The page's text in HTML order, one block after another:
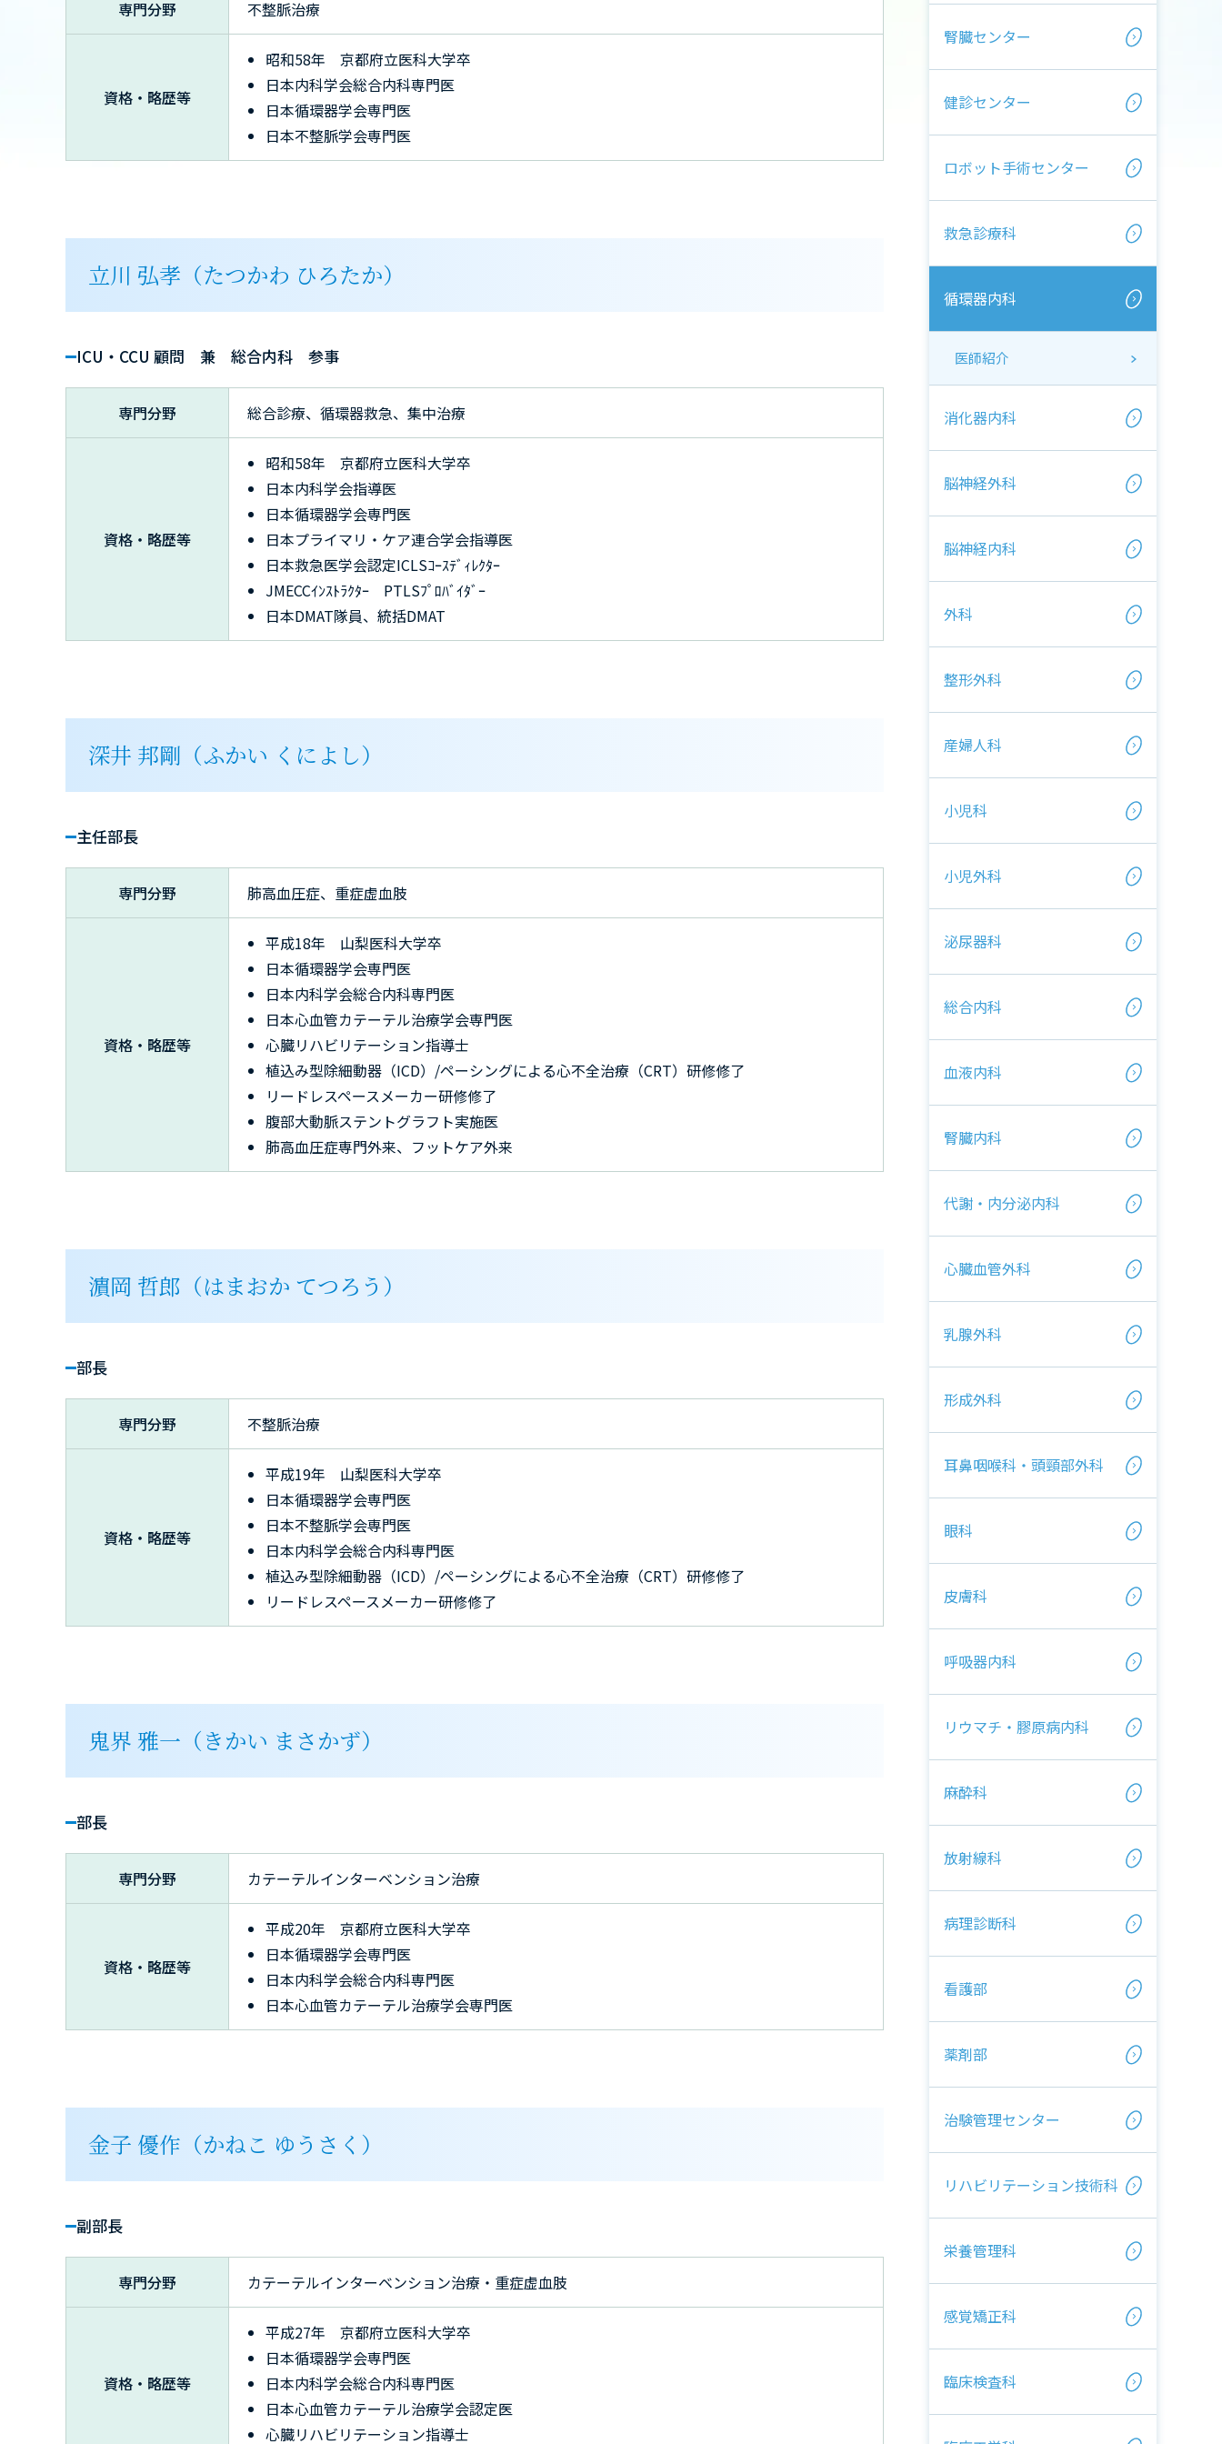
専門分野 不整脈治療
資格・略歴等
昭和58年 京都府立医科大学卒
日本内科学会総合内科専門医
日本循環器学会専門医
日本不整脈学会専門医
立川 弘孝（たつかわ ひろたか）
ICU・CCU 顧問 兼 総合内科 参事
専門分野 総合診療、循環器救急、集中治療
資格・略歴等
昭和58年 京都府立医科大学卒
日本内科学会指導医
日本循環器学会専門医
日本プライマリ・ケア連合学会指導医
日本救急医学会認定ICLSｺｰｽﾃﾞｨﾚｸﾀｰ
JMECCｲﾝｽﾄﾗｸﾀｰ PTLSﾌﾟﾛﾊﾞｲﾀﾞｰ
日本DMAT隊員、統括DMAT
深井 邦剛（ふかい くによし）
主任部長
専門分野 肺高血圧症、重症虚血肢
資格・略歴等
平成18年 山梨医科大学卒
日本循環器学会専門医
日本内科学会総合内科専門医
日本心血管カテーテル治療学会専門医
心臓リハビリテーション指導士
植込み型除細動器（ICD）/ペーシングによる心不全治療（CRT）研修修了
リードレスペースメーカー研修修了
腹部大動脈ステントグラフト実施医
肺高血圧症専門外来、フットケア外来
濵岡 哲郎（はまおか てつろう）
部長
専門分野 不整脈治療
資格・略歴等
平成19年 山梨医科大学卒
日本循環器学会専門医
日本不整脈学会専門医
日本内科学会総合内科専門医
植込み型除細動器（ICD）/ペーシングによる心不全治療（CRT）研修修了
リードレスペースメーカー研修修了
鬼界 雅一（きかい まさかず）
部長
専門分野 カテーテルインターベンション治療
資格・略歴等
平成20年 京都府立医科大学卒
日本循環器学会専門医
日本内科学会総合内科専門医
日本心血管カテーテル治療学会専門医
金子 優作（かねこ ゆうさく）
副部長
専門分野 カテーテルインターベンション治療・重症虚血肢
資格・略歴等
平成27年 京都府立医科大学卒
日本循環器学会専門医
日本内科学会総合内科専門医
日本心血管カテーテル治療学会認定医
心臓リハビリテーション指導士
腎臓センター
健診センター
ロボット手術センター
救急診療科
循環器内科
医師紹介
消化器内科
脳神経外科
脳神経内科
外科
整形外科
産婦人科
小児科
小児外科
泌尿器科
総合内科
血液内科
腎臓内科
代謝・内分泌内科
心臓血管外科
乳腺外科
形成外科
耳鼻咽喉科・頭頸部外科
眼科
皮膚科
呼吸器内科
リウマチ・膠原病内科
麻酔科
放射線科
病理診断科
看護部
薬剤部
治験管理センター
リハビリテーション技術科
栄養管理科
感覚矯正科
臨床検査科